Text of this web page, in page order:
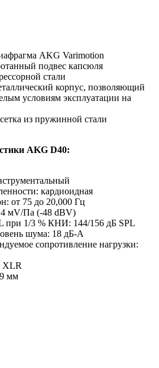
AKG Varimotion
подвес капсюля
стали
корпус, позволяющий
условиям эксплуатации на
из пружинной стали
AKG D40:
кардиоидная
от 75 до 20,000 Гц
4 мV/Па (-48 dBV)
при 1/3 % КНИ: 144/156 дБ SPL
шума: 18 дБ-A
сопротивление нагрузки:
XLR
мм